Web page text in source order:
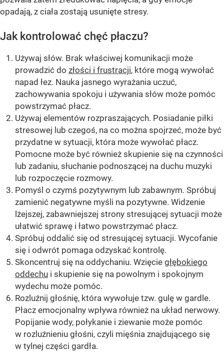
opadają, z ciała zostają usunięte stresy.
Jak kontrolować chęć płaczu?
Używaj słów. Brak właściwej komunikacji może
prowadzić do złości i frustracji, które mogą wywołać
napad łez. Nauka jasnego wyrażania uczuć,
zachowywania spokoju i używania słów może pomóc
powstrzymać płacz.
Używaj elementów rozpraszających. Posiadanie piłki
stresowej lub czegoś, na co można spojrzeć, może być
przydatne w sytuacji, która może wywołać płacz.
Pomocne może być również skupienie się na czynności
lub zadaniu, słuchanie podnoszącej na duchu muzyki
lub rozpoczęcie rozmowy.
Pomyśl o czymś pozytywnym lub zabawnym. Spróbuj
zamienić negatywne myśli na pozytywne. Widzenie
lżejszej, zabawniejszej strony stresującej sytuacji może
ułatwić sprawę i łatwo powstrzymać płacz.
Spróbuj oddalić się od stresującej sytuacji. Wycofanie
się i odwrót pomaga odzyskać kontrolę.
Skoncentruj się na oddychaniu. Wzięcie głębokiego
oddechu i skupienie się na powolnym i spokojnym
wydechu może pomóc.
Rozluźnij głośnię, która wywołuje tzw. gulę w gardle.
Płacz emocjonalny wpływa również na układ nerwowy.
Popijanie wody, połykanie i ziewanie może pomóc
w rozluźnieniu głośni, czyli mięśnia znajdującego się
w tylnej części gardła.